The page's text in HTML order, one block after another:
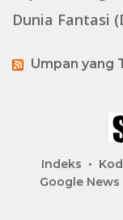
Dunia Fantasi
Umpan yang
Indeks
Google News